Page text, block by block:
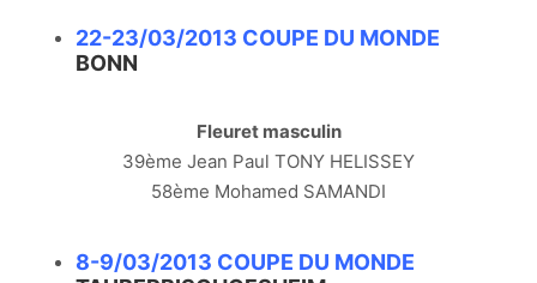
22-23/03/2013 COUPE DU MONDE
BONN
Fleuret masculin
39ème Jean Paul TONY HELISSEY
58ème Mohamed SAMANDI
8-9/03/2013 COUPE DU MONDE